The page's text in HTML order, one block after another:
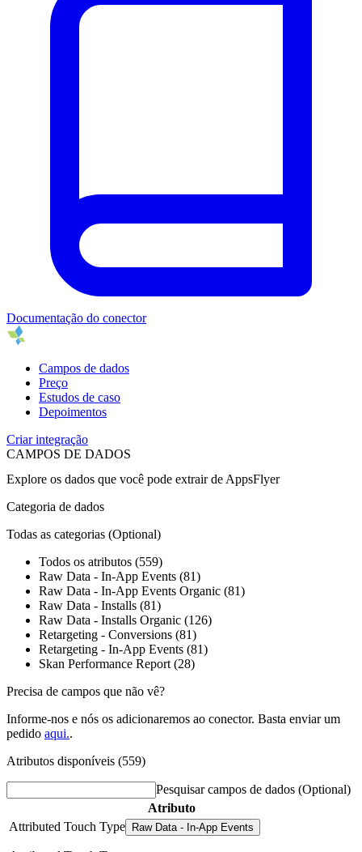
Documentação do conector
Campos de dados
Preço
Estudos de caso
Depoimentos
Criar integração
CAMPOS DE DADOS
Explore os dados que você pode extrair de AppsFlyer
Categoria de dados
Todas as categorias (Optional)
Todos os atributos (559)
Raw Data - In-App Events (81)
Raw Data - In-App Events Organic (81)
Raw Data - Installs (81)
Raw Data - Installs Organic (126)
Retargeting - Conversions (81)
Retargeting - In-App Events (81)
Skan Performance Report (28)
Precisa de campos que não vê?
Informe-nos e nós os adicionaremos ao conector. Basta enviar um
pedido aqui..
Atributos disponíveis (559)
Pesquisar campos de dados (Optional)
Atributo
Attributed Touch Type
Raw Data - In-App Events